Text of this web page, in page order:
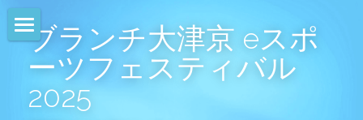
HOME
NEWS
ブランチ大津京 eスポ
ーツフェスティバル
2025